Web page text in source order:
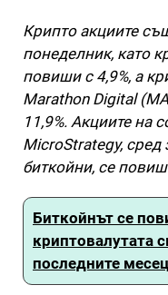
Крипто акциите
понеделник, като
повиши с 4,9%, а
Marathon Digital
11,9%. Акциите на
MicroStrategy, сред
биткойни, се
Биткойнът се
криптовалутата
последните